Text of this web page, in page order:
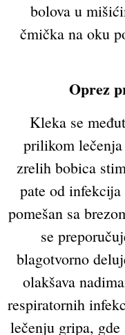
bolova u
čmička na oku
Oprez
Kleka se
prilikom
zrelih bobica
pate od
pomešan sa
se
blagotvorno
olakšava
respiratornih
lečenju gripa,